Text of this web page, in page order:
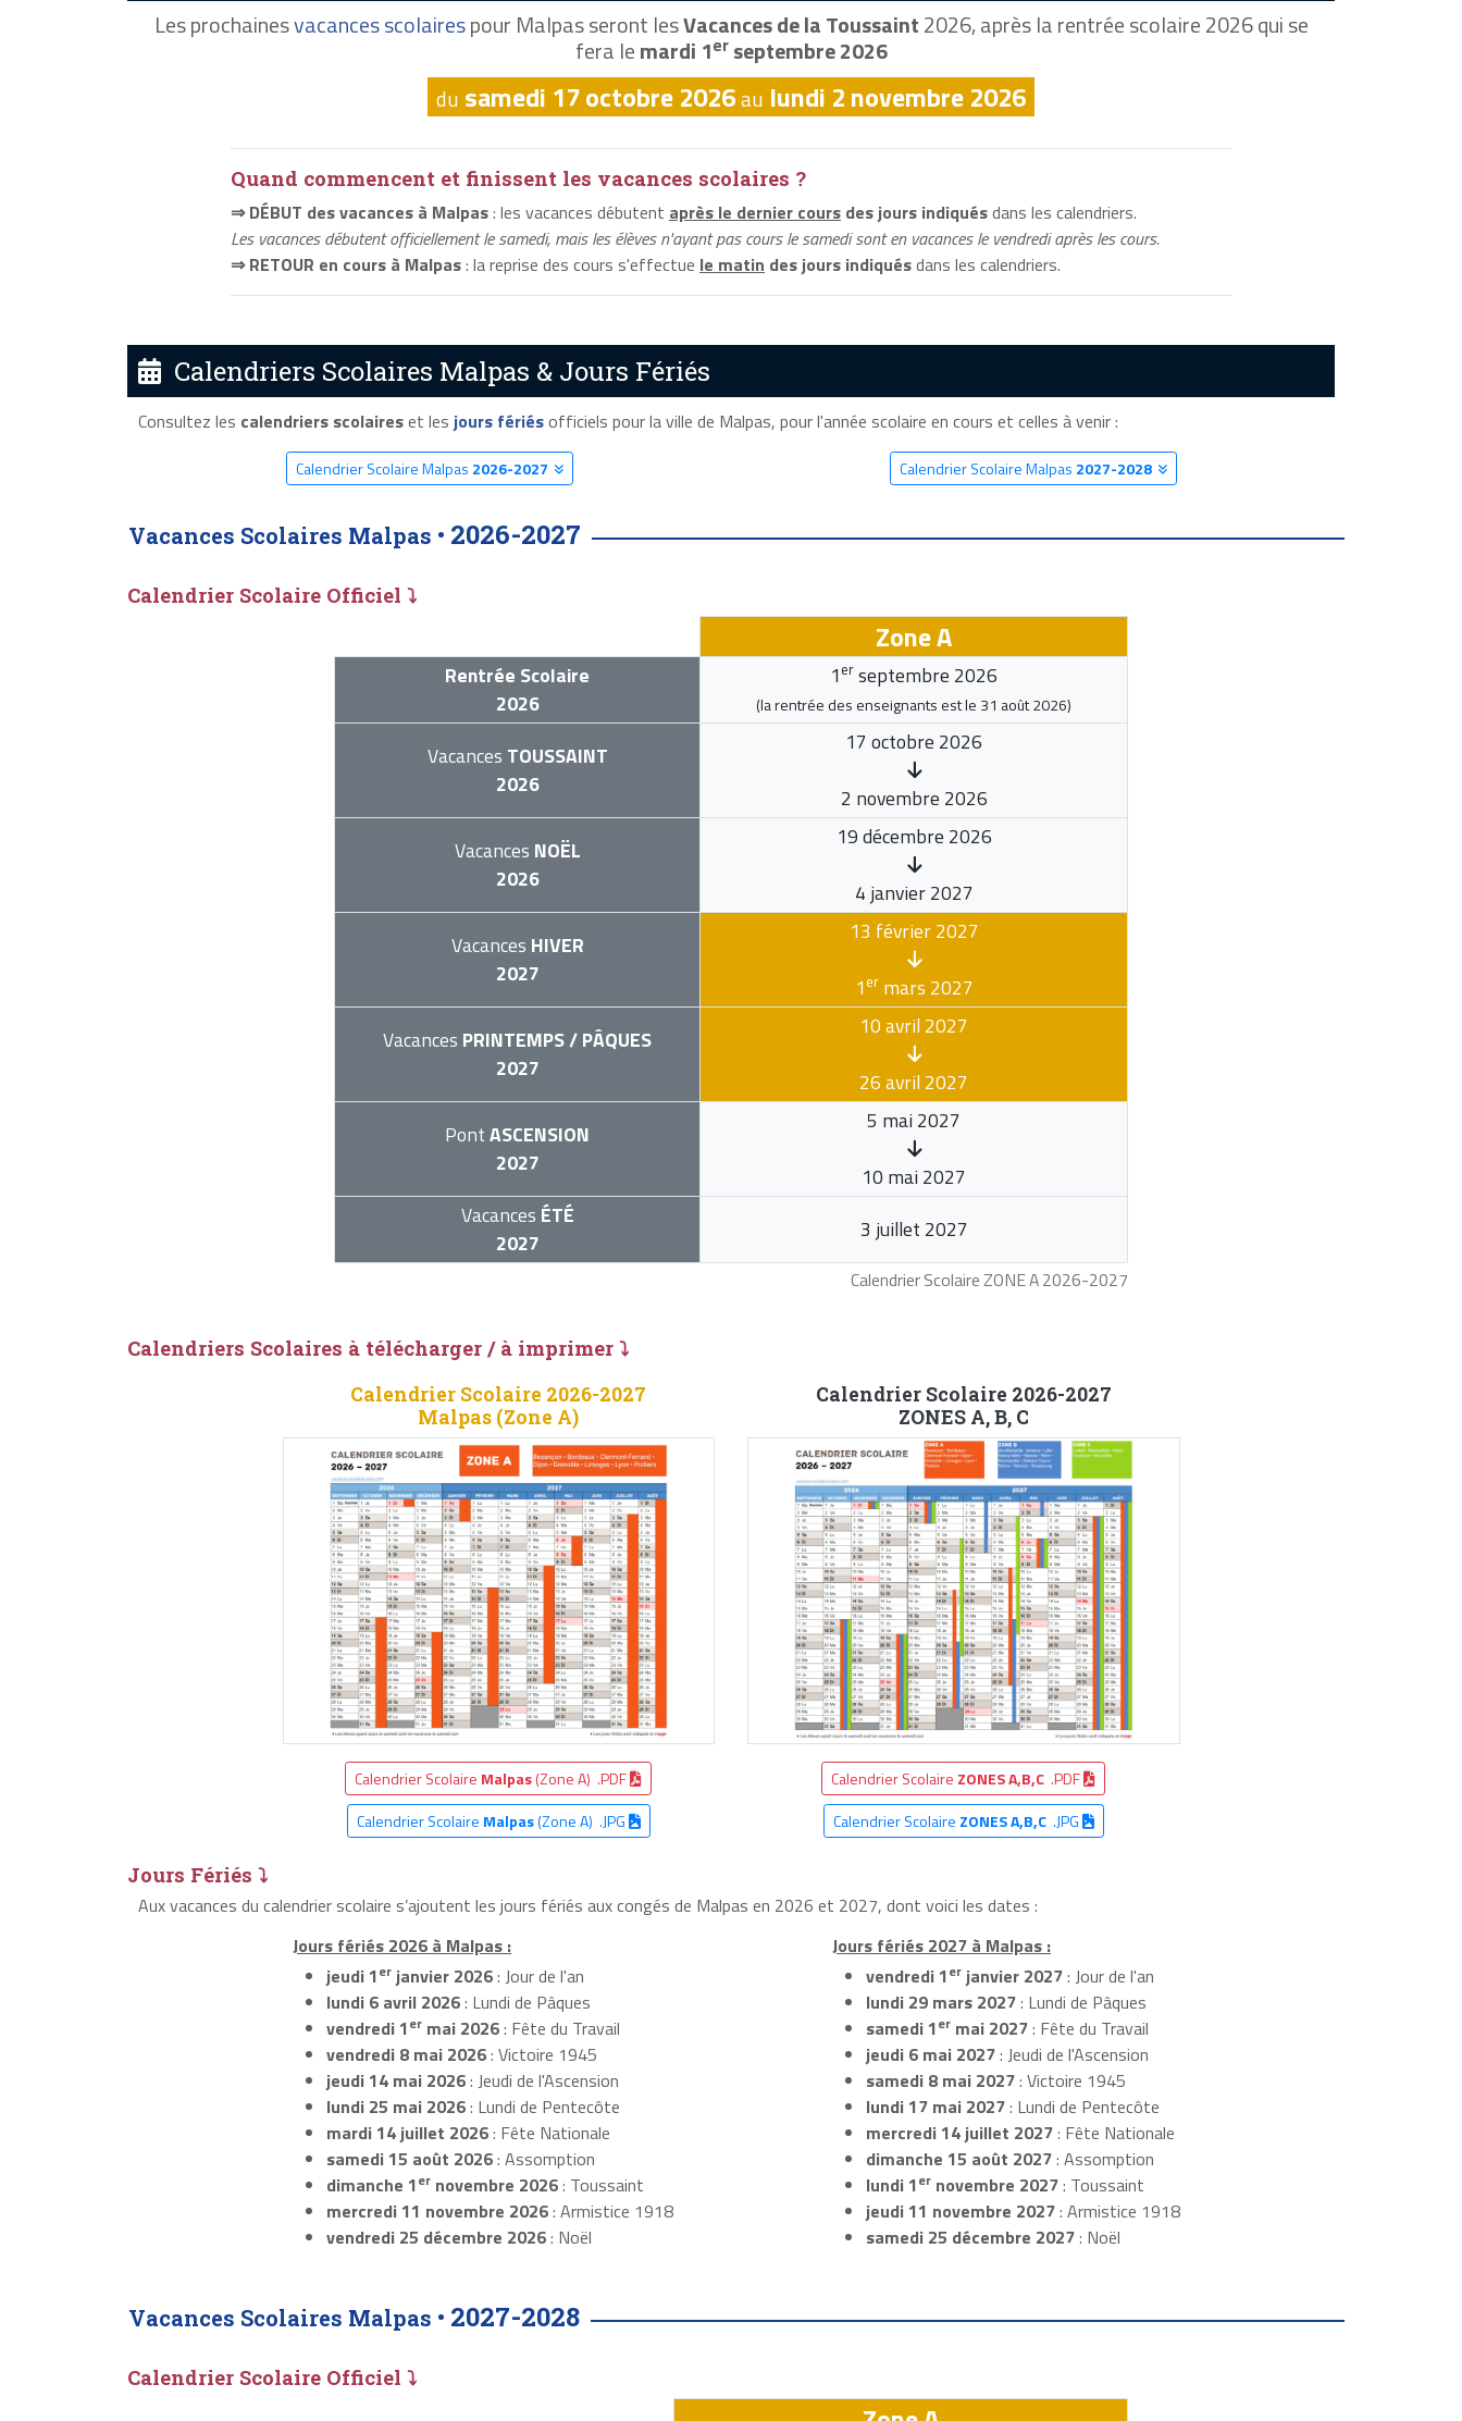
Les prochainesvacances scolairespour Malpas seront lesVacances de la Toussaint2026, après la rentrée scolaire 2026 qui se
fera lemardi 1erseptembre 2026
du samedi 17 octobre 2026au lundi 2 novembre 2026
Quand commencent et finissent les vacances scolaires ?
⇒ DÉBUT des vacances à Malpas: les vacances débutent après le dernier cours des jours indiquésdans les calendriers.
Les vacances débutent officiellement le samedi, mais les élèves n'ayant pas cours le samedi sont en vacances le vendredi après les cours.
⇒ RETOUR en cours à Malpas: la reprise des cours s'effectue le matin des jours indiquésdans les calendriers.
Calendriers Scolaires Malpas & Jours Fériés
Consultez les calendriers scolaireset les jours fériésofficiels pour la ville de Malpas, pour l'année scolaire en cours et celles à venir :
Calendrier Scolaire Malpas 2026-2027 Calendrier Scolaire Malpas 2027-2028
Vacances Scolaires Malpas • 2026-2027
Calendrier Scolaire Officiel ⤵
Calendrier Scolaire ZONE A 2026-2027
Zone A
Rentrée Scolaire
2026
1 er septembre 2026
(la rentrée des enseignants est le 31 août 2026)
Vacances TOUSSAINT
2026
17 octobre 2026
2 novembre 2026
Vacances NOËL
2026
19 décembre 2026
4 janvier 2027
Vacances HIVER
2027
13 février 2027
1ermars 2027
Vacances PRINTEMPS / PÂQUES
2027
10 avril 2027
26 avril 2027
PontASCENSION
2027
5 mai 2027
10 mai 2027
Vacances ÉTÉ
2027
3 juillet 2027
Calendriers Scolaires à télécharger / à imprimer ⤵
Calendrier Scolaire 2026-2027
Malpas (Zone A)
Calendrier Scolaire Malpas(Zone A) .PDF
Calendrier Scolaire Malpas(Zone A) .JPG
Calendrier Scolaire 2026-2027
ZONES A, B, C
Calendrier Scolaire ZONES A,B,C .PDF
Calendrier Scolaire ZONES A,B,C.JPG
Jours Fériés ⤵
Aux vacances du calendrier scolaire s’ajoutent les jours fériés aux congés de Malpas en 2026 et 2027, dont voici les dates :
Jours fériés 2026 à Malpas :
jeudi 1erjanvier 2026: Jour de l'an
lundi 6 avril 2026: Lundi de Pâques
vendredi 1ermai 2026: Fête du Travail
vendredi 8 mai 2026: Victoire 1945
jeudi 14 mai 2026: Jeudi de l'Ascension
lundi 25 mai 2026: Lundi de Pentecôte
mardi 14 juillet 2026: Fête Nationale
samedi 15 août 2026: Assomption
dimanche 1ernovembre 2026: Toussaint
mercredi 11 novembre 2026: Armistice 1918
vendredi 25 décembre 2026: Noël
Jours fériés 2027 à Malpas :
vendredi 1erjanvier 2027: Jour de l'an
lundi 29 mars 2027: Lundi de Pâques
samedi 1ermai 2027: Fête du Travail
jeudi 6 mai 2027: Jeudi de l'Ascension
samedi 8 mai 2027: Victoire 1945
lundi 17 mai 2027: Lundi de Pentecôte
mercredi 14 juillet 2027: Fête Nationale
dimanche 15 août 2027: Assomption
lundi 1ernovembre 2027: Toussaint
jeudi 11 novembre 2027: Armistice 1918
samedi 25 décembre 2027: Noël
Vacances Scolaires Malpas • 2027-2028
Calendrier Scolaire Officiel ⤵